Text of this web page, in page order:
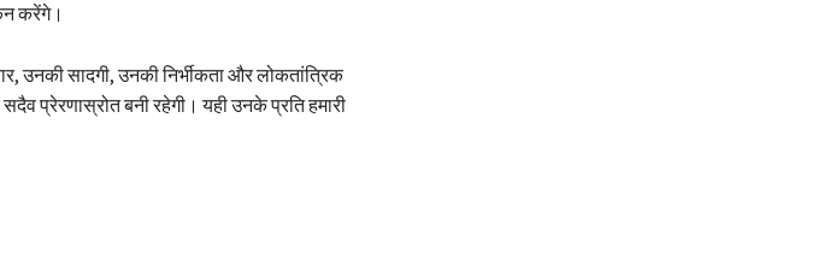
करेंगे।
उनकी सादगी, उनकी निर्भीकता और लोकतांत्रिक
प्रेरणास्रोत बनी रहेगी। यही उनके प्रति हमारी